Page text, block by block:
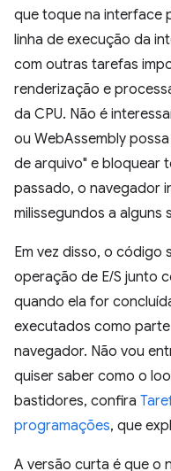
que toque na interface
linha de execução da
com outras tarefas
renderização e
da CPU. Não é
ou WebAssembly
de arquivo" e bloquear
passado, o navegador
milissegundos a alguns
Em vez disso, o código
operação de E/S junto
quando ela for
executados como
navegador. Não vou
quiser saber como o
bastidores, confira
programações, que
A versão curta é que o